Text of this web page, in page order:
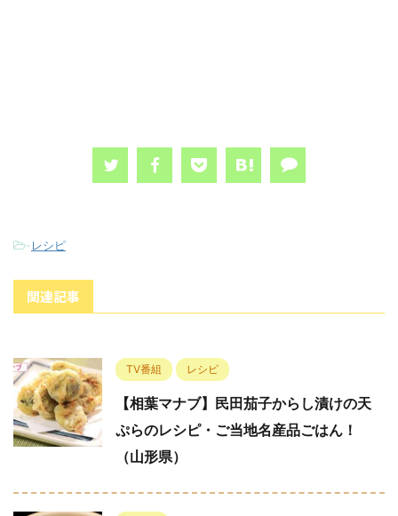
-レシピ
関連記事
TV番組 レシピ
【相葉マナブ】民田茄子からし漬けの天
ぷらのレシピ・ご当地名産品ごはん！
（山形県）